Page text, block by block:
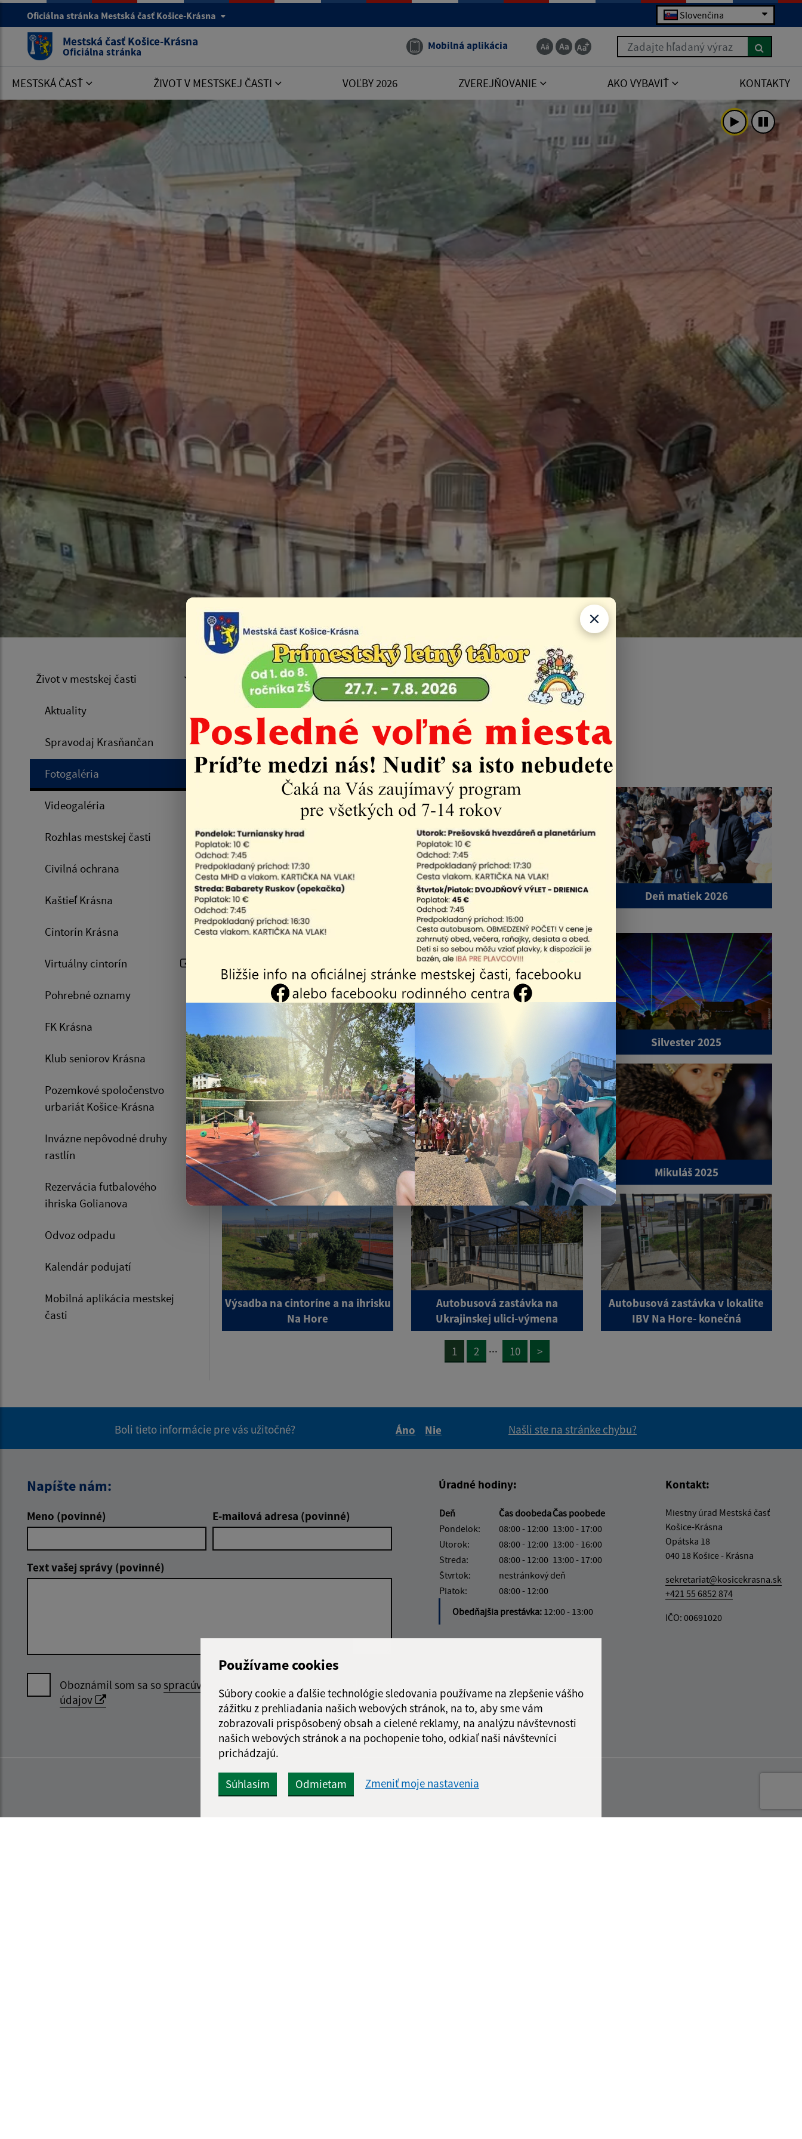
Používame cookies
Súbory cookie a ďalšie technológie sledovania používame na zlepšenie vášho
zážitku z prehliadania našich webových stránok, na to, aby sme vám
zobrazovali prispôsobený obsah a cielené reklamy, na analýzu návštevnosti
našich webových stránok a na pochopenie toho, odkiaľ naši návštevníci
prichádzajú.
Súhlasím Odmietam Zmeniť moje nastavenia
Oficiálna stránka Mestská časť Košice-Krásna Slovenčina
Mestská časť Košice-Krásna
Oficiálna stránka Mobilná aplikácia Zadajte hľadaný výraz
MESTSKÁ ČASŤ ŽIVOT V MESTSKEJ ČASTI VOĽBY 2026 ZVEREJŇOVANIE AKO VYBAVIŤ KONTAKTY
Život v mestskej časti
Aktuality
Spravodaj Krasňančan
Fotogaléria
Videogaléria
Rozhlas mestskej časti
Civilná ochrana
Kaštieľ Krásna
Cintorín Krásna
Virtuálny cintorín
Pohrebné oznamy
FK Krásna
Klub seniorov Krásna
Pozemkové spoločenstvo
urbariát Košice-Krásna
Invázne nepôvodné druhy
rastlín
Rezervácia futbalového
ihriska Golianova
Odvoz odpadu
Kalendár podujatí
Mobilná aplikácia mestskej
časti
Fotogaléria
Úvod Život v mestskej časti
Zoznam fotogalérií:
Projekt ''Miestne komunikácie'' -
Projekt ''Miestne komunikácie'' -
chodník k Majeru
Deň matiek 2026
Rybárska brigáda 2026 Silvester 2025
DOM NÁDEJE v novom šate Vianočné trhy 2025 Mikuláš 2025
Výsadba na cintoríne a na ihrisku
Na Hore
Autobusová zastávka na
Ukrajinskej ulici-výmena
Autobusová zastávka v lokalite
IBV Na Hore- konečná
1 2 ... 10 >
Boli tieto informácie pre vás užitočné?
Áno
Nie
Našli ste na stránke chybu?
Napíšte nám:
Meno (povinné) E-mailová adresa (povinné)
Text vašej správy (povinné)
Oboznámil som sa sospracúvaním osobných
údajov
správu
Úradné hodiny:
Deň Čas doobedaČas poobede
Pondelok:
08:00 - 12:00 13:00 - 17:00
Utorok:
08:00 - 12:00 13:00 - 16:00
Streda:
08:00 - 12:00 13:00 - 17:00
Štvrtok:
nestránkový deň
Piatok:
08:00 - 12:00
Obedňajšia prestávka: 12:00 - 13:00
Kontakt:
Miestny úrad Mestská časť
Košice-Krásna
Opátska 18
040 18 Košice - Krásna
sekretariat@kosicekrasna.sk
+421 55 6852 874
IČO: 00691020